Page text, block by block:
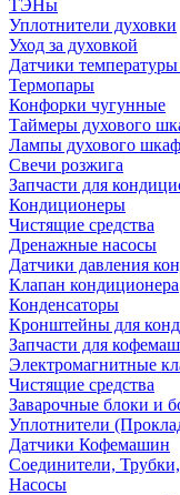
ТЭНы
Уплотнители духовки
Уход за духовкой
Датчики
Термопары
Конфорки чугунные
Таймеры духового
Лампы духового
Свечи розжига
Запчасти для
Кондиционеры
Чистящие средства
Дренажные насосы
Датчики давления
Клапан кондиционера
Конденсаторы
Кронштейны для
Запчасти для
Электромагнитные
Чистящие средства
Заварочные блоки и
Уплотнители
Датчики Кофемашин
Соединители,
Насосы